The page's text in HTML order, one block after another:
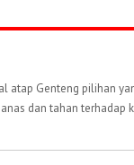
Genteng pilihan
dan tahan terhadap